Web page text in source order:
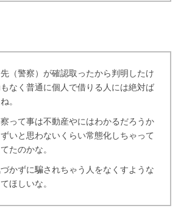
（警察）が確認取ったから判明したけ
なく普通に個人で借りる人には絶対ば
。
って事は不動産やにはわかるだろうか
いと思わないくらい常態化しちゃって
たのかな。
かずに騙されちゃう人をなくすような
ほしいな。